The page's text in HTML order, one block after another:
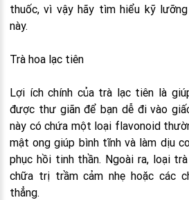
thuốc, vì vậy hãy tìm hiểu kỹ
này.
Trà hoa lạc tiên
Lợi ích chính của trà lạc tiên là
được thư giãn để bạn dễ đi vào
này có chứa một loại flavonoid
mật ong giúp bình tĩnh và làm dịu
phục hồi tinh thần. Ngoài ra, loại
chữa trị trầm cảm nhẹ hoặc các
thẳng.